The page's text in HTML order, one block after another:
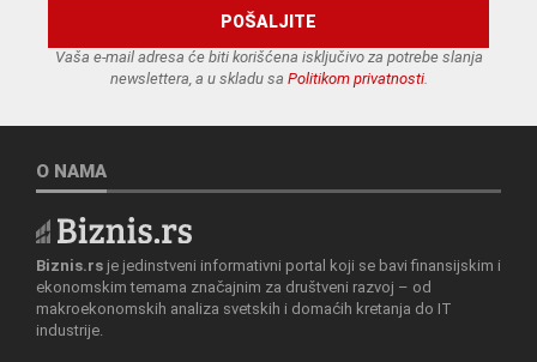
Vaša e-mail adresa će biti korišćena isključivo za potrebe slanja
newslettera, a u skladu sa Politikom privatnosti.
O NAMA
Biznis.rs je jedinstveni informativni portal koji se bavi finansijskim i
ekonomskim temama značajnim za društveni razvoj – od
makroekonomskih analiza svetskih i domaćih kretanja do IT
industrije.